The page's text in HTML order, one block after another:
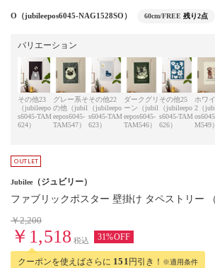
O（jubileepos6045-NAG1528SO） 60cm/FREE 残り2点
バリエーション
その他23
（jubileepo
s6045-TAM
624）
グレー系そ
の他（jubil
eepos6045-
TAM547）
その他22
（jubileepo
s6045-TAM
623）
ダークグリ
ーン（jubil
eepos6045-
TAM546）
その他25
（jubileepo
s6045-TAM
626）
ホワ
2（
M549）
Jubilee （ジュビリー）
ファブリックポスター 壁掛け タペストリー （
￥2,200
￥1,518 税込 31%OFF
クーポンを使えばさらに 151 円引き！ ※適用条件